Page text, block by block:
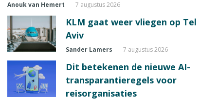
Anouk van Hemert 7 augustus 2026
KLM gaat weer vliegen op Tel
Aviv
Sander Lamers 7 augustus 2026
Dit betekenen de nieuwe AI-
transparantieregels voor
reisorganisaties